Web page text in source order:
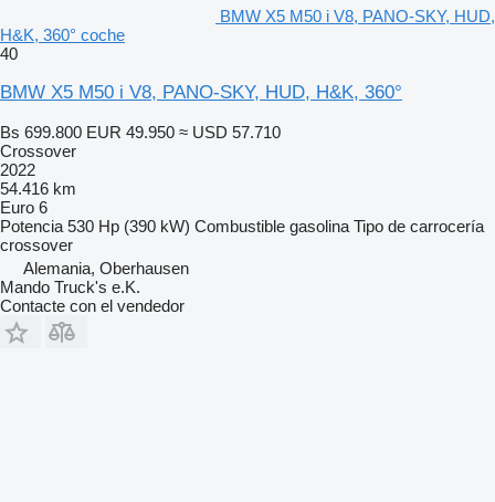
BMW X5 M50 i V8, PANO-SKY, HUD,
H&K, 360° coche
40
BMW X5 M50 i V8, PANO-SKY, HUD, H&K, 360°
Bs 699.800 EUR 49.950 ≈ USD 57.710
Crossover
2022
54.416 km
Euro 6
Potencia 530 Hp (390 kW) Combustible gasolina Tipo de carrocería
crossover
Alemania, Oberhausen
Mando Truck's e.K.
Contacte con el vendedor